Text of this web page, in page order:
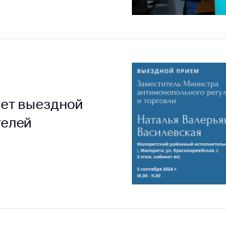
Ценообразование
назначения и
медицинскую
технику
Решение Комиссии
по установлению
факта нарушения
(отсутствия)
выездной